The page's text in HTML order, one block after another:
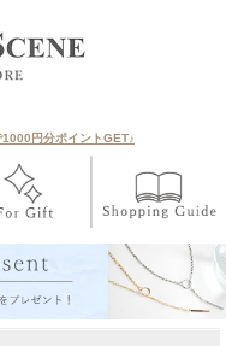
円分ポイントGET♪